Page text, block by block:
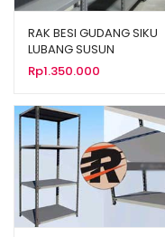
RAK BESI GUDANG SIKU
LUBANG SUSUN
SERBAGUNA TIPE JN-20
Rp1.350.000